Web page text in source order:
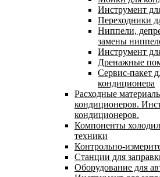
Инструмент
Переходники
Ниппели,
замены
Инструмент
Дренажные
Сервис-пакет
кондиционера
Расходные
кондиционеров.
кондиционеров.
Компоненты
техники
Контрольно-
Станции для
Оборудование для